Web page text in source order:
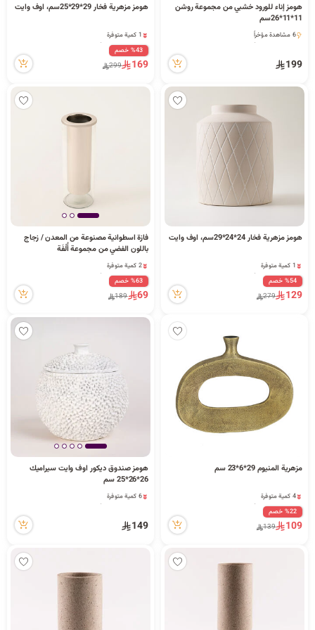
هومز إناء للورود خشبي من مجموعة روشن
11*11*26سم
6 مشاهدة مؤخراً
199
هومز مزهرية فخار 29*29*25سم، اوف وايت
1 كمية متوفرة
9 مشاهدة مؤخراً
1 كمية متوفرة
9 مشاهدة مؤخراً
%43 خصم
169
299
هومز مزهرية فخار 24*24*29سم، اوف وايت
1 كمية متوفرة
3 مشاهدة مؤخراً
1 كمية متوفرة
3 مشاهدة مؤخراً
%54 خصم
129
279
فازة اسطوانية مصنوعة من المعدن / زجاج
باللون الفضي من مجموعة أُلْفَة
11.5*11.5*31 سم
2 كمية متوفرة
3 مشاهدة مؤخراً
2 كمية متوفرة
3 مشاهدة مؤخراً
%63 خصم
69
189
مزهرية المنيوم 29*6*23 سم
4 كمية متوفرة
5 مشاهدة مؤخراً
4 كمية متوفرة
5 مشاهدة مؤخراً
%22 خصم
109
139
هومز صندوق ديكور اوف وايت سيراميك
26*26*25 سم
6 كمية متوفرة
7 مشاهدة مؤخراً
149